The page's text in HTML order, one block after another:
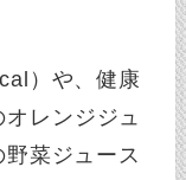
）や、健康
レンジジュ
菜ジュース